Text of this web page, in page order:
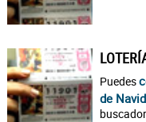
Puedes
de